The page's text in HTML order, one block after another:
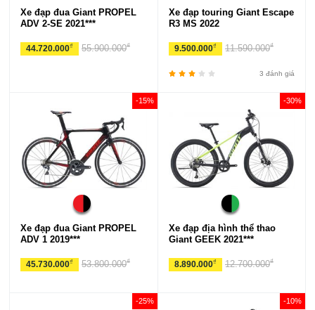
Xe đạp đua Giant PROPEL
ADV 2-SE 2021***
44.720.000₫ 55.900.000₫
Xe đạp touring Giant Escape
R3 MS 2022
9.500.000₫ 11.590.000₫
3 đánh giá
Xe đạp đua Giant PROPEL
ADV 1 2019***
45.730.000₫
-15%
53.800.000₫
Xe đạp địa hình thể thao
Giant GEEK 2021***
8.890.000₫
-30%
12.700.000₫
-25% -10%